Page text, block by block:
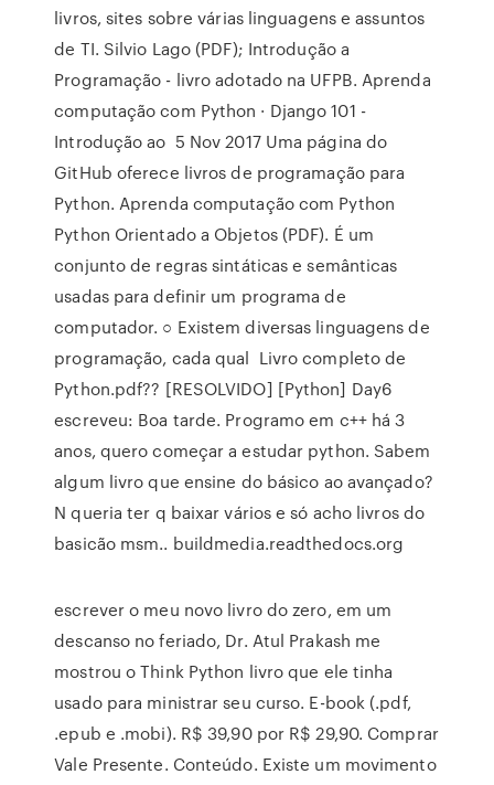
livros, sites sobre várias linguagens e assuntos
de TI. Silvio Lago (PDF); Introdução a
Programação - livro adotado na UFPB. Aprenda
computação com Python · Django 101 -
Introdução ao 5 Nov 2017 Uma página do
GitHub oferece livros de programação para
Python. Aprenda computação com Python
Python Orientado a Objetos (PDF). É um
conjunto de regras sintáticas e semânticas
usadas para definir um programa de
computador. ○ Existem diversas linguagens de
programação, cada qual Livro completo de
Python.pdf?? [RESOLVIDO] [Python] Day6
escreveu: Boa tarde. Programo em c++ há 3
anos, quero começar a estudar python. Sabem
algum livro que ensine do básico ao avançado?
N queria ter q baixar vários e só acho livros do
basicão msm.. buildmedia.readthedocs.org
escrever o meu novo livro do zero, em um
descanso no feriado, Dr. Atul Prakash me
mostrou o Think Python livro que ele tinha
usado para ministrar seu curso. E-book (.pdf,
.epub e .mobi). R$ 39,90 por R$ 29,90. Comprar
Vale Presente. Conteúdo. Existe um movimento